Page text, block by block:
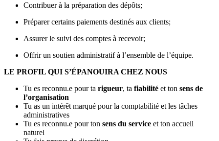
Contribuer à la préparation des dépôts;
Préparer certains paiements destinés aux clients;
Assurer le suivi des comptes à recevoir;
Offrir un soutien administratif à l’ensemble de l’équipe.
LE PROFIL QUI S’ÉPANOUIRA CHEZ NOUS
Tu es reconnu.e pour ta rigueur, ta fiabilité et ton sens de
l’organisation
Tu as un intérêt marqué pour la comptabilité et les tâches
administratives
Tu es reconnu.e pour ton sens du service et ton accueil
naturel